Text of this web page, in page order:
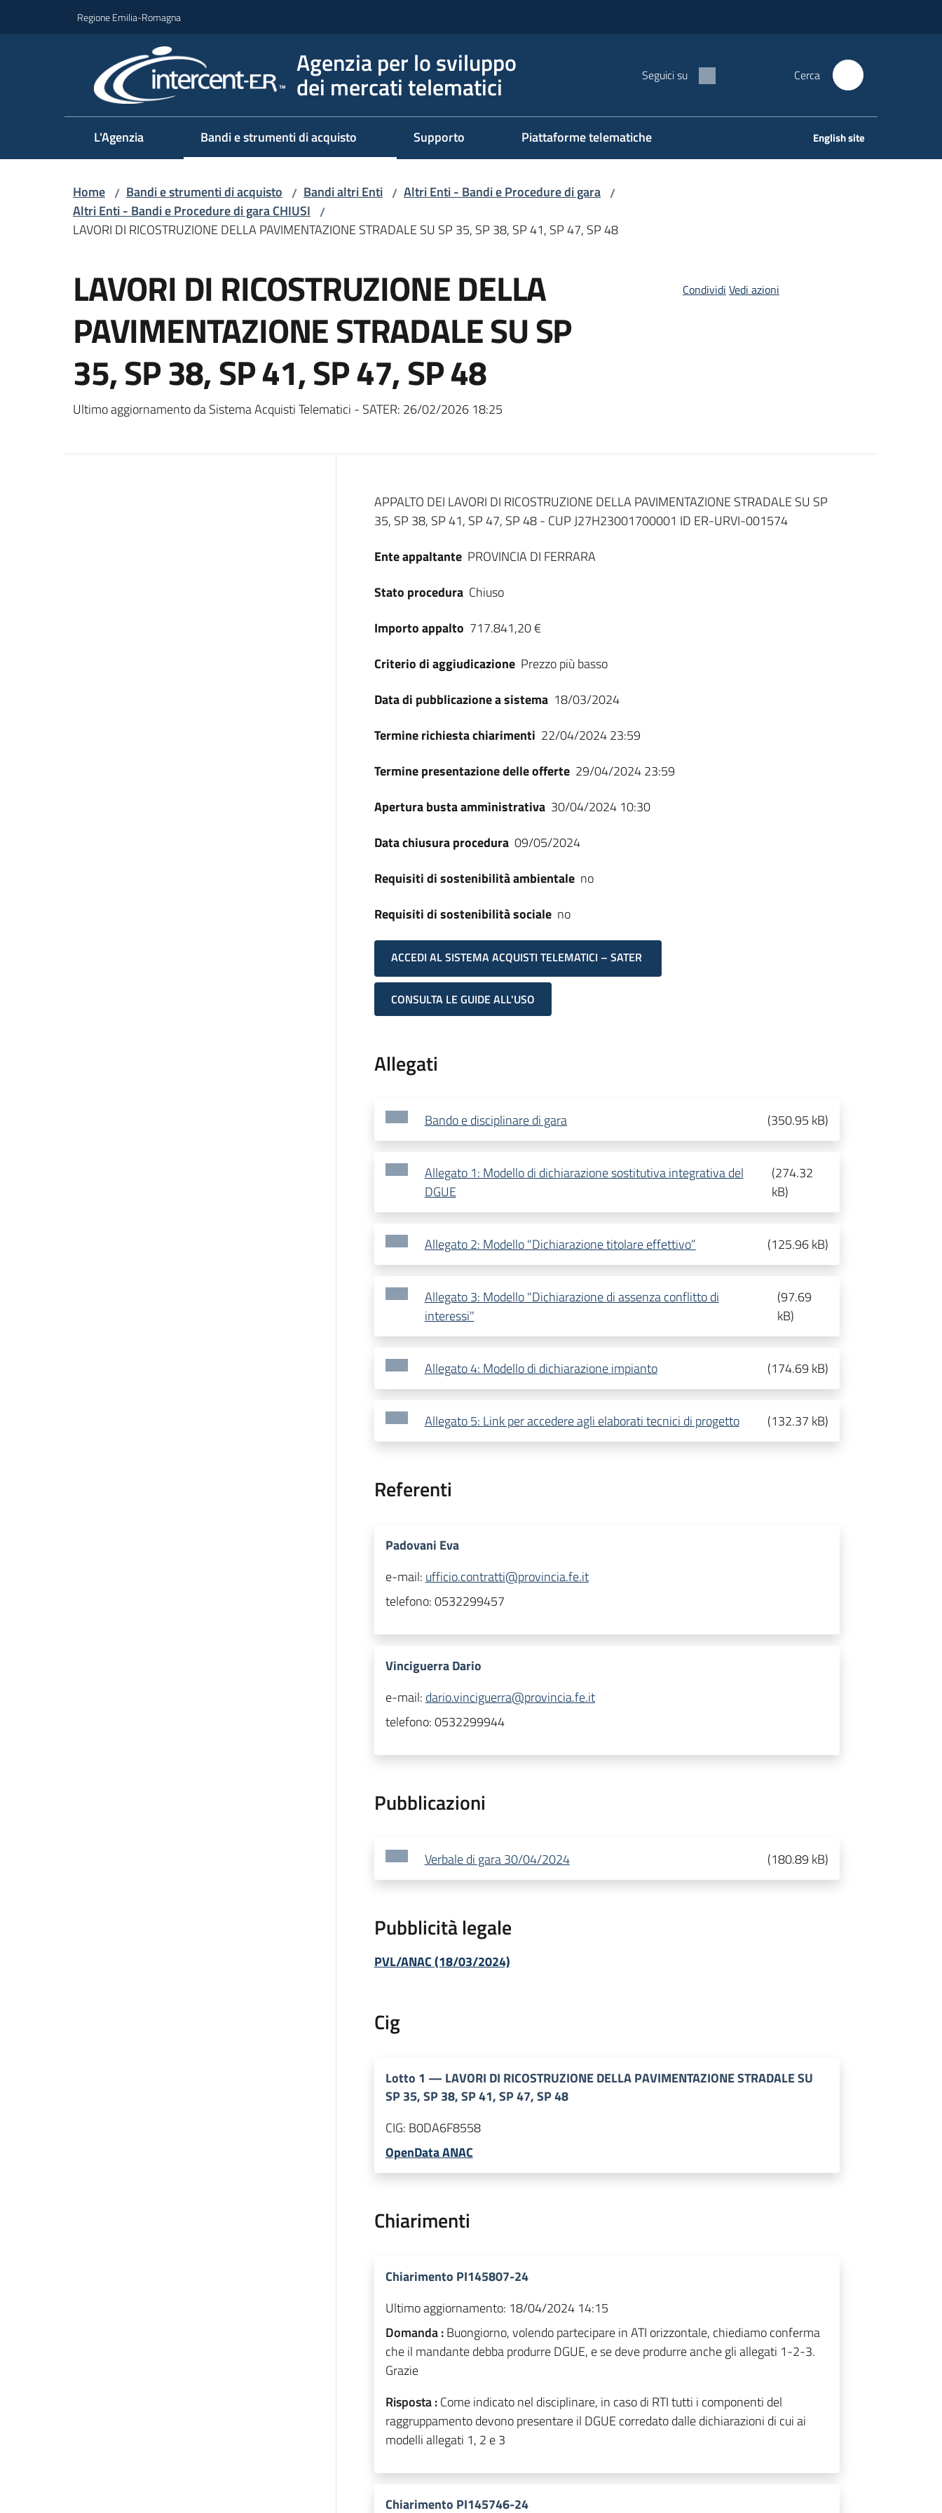
Regione Emilia-Romagna
Agenzia per lo sviluppo
dei mercati telematici Seguici su Cerca
L'Agenzia Bandi e strumenti di acquisto Supporto Piattaforme telematiche English site
Home / Bandi e strumenti di acquisto / Bandi altri Enti / Altri Enti - Bandi e Procedure di gara /
Altri Enti - Bandi e Procedure di gara CHIUSI /
LAVORI DI RICOSTRUZIONE DELLA PAVIMENTAZIONE STRADALE SU SP 35, SP 38, SP 41, SP 47, SP 48
LAVORI DI RICOSTRUZIONE DELLA
PAVIMENTAZIONE STRADALE SU SP
35, SP 38, SP 41, SP 47, SP 48
Ultimo aggiornamento da Sistema Acquisti Telematici - SATER: 26/02/2026 18:25
Condividi Vedi azioni
Dati del bando
APPALTO DEI LAVORI DI RICOSTRUZIONE DELLA PAVIMENTAZIONE STRADALE SU SP
35, SP 38, SP 41, SP 47, SP 48 - CUP J27H23001700001 ID ER-URVI-001574
Ente appaltante PROVINCIA DI FERRARA
Stato procedura Chiuso
Importo appalto 717.841,20 €
Criterio di aggiudicazione Prezzo più basso
Data di pubblicazione a sistema 18/03/2024
Termine richiesta chiarimenti 22/04/2024 23:59
Termine presentazione delle offerte 29/04/2024 23:59
Apertura busta amministrativa 30/04/2024 10:30
Data chiusura procedura 09/05/2024
Requisiti di sostenibilità ambientale no
Requisiti di sostenibilità sociale no
ACCEDI AL SISTEMA ACQUISTI TELEMATICI – SATER
CONSULTA LE GUIDE ALL'USO
Allegati
Bando e disciplinare di gara (350.95 kB)
Allegato 1: Modello di dichiarazione sostitutiva integrativa del
DGUE
(274.32
kB)
Allegato 2: Modello "Dichiarazione titolare effettivo” (125.96 kB)
Allegato 3: Modello "Dichiarazione di assenza conflitto di
interessi"
(97.69
kB)
Allegato 4: Modello di dichiarazione impianto (174.69 kB)
Allegato 5: Link per accedere agli elaborati tecnici di progetto (132.37 kB)
Referenti
Padovani Eva
e-mail: ufficio.contratti@provincia.fe.it
telefono:0532299457
Vinciguerra Dario
e-mail: dario.vinciguerra@provincia.fe.it
telefono:0532299944
Pubblicazioni
Verbale di gara 30/04/2024 (180.89 kB)
Pubblicità legale
PVL/ANAC (18/03/2024)
Cig
Lotto 1 — LAVORI DI RICOSTRUZIONE DELLA PAVIMENTAZIONE STRADALE SU
SP 35, SP 38, SP 41, SP 47, SP 48
CIG: B0DA6F8558
OpenData ANAC
Chiarimenti
Chiarimento PI145807-24
Ultimo aggiornamento: 18/04/2024 14:15
Domanda :Buongiorno, volendo partecipare in ATI orizzontale, chiediamo conferma
che il mandante debba produrre DGUE, e se deve produrre anche gli allegati 1-2-3.
Grazie
Risposta :Come indicato nel disciplinare, in caso di RTI tutti i componenti del
raggruppamento devono presentare il DGUE corredato dalle dichiarazioni di cui ai
modelli allegati 1, 2 e 3
Chiarimento PI145746-24